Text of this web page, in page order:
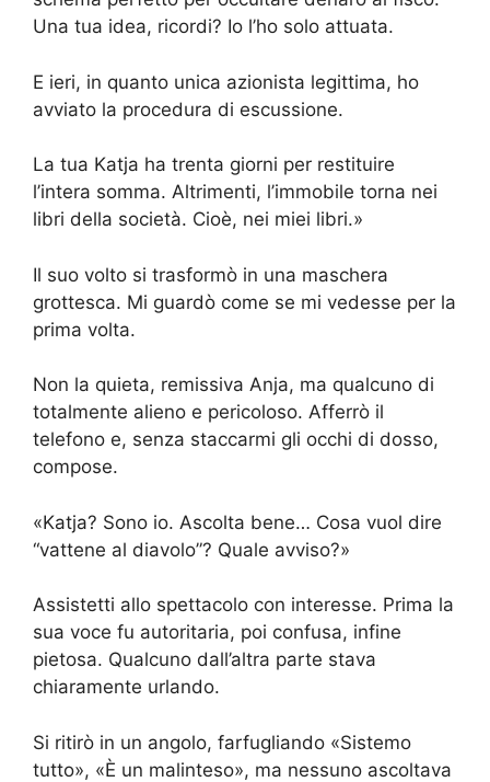
Una tua idea, ricordi? Io l’ho solo attuata.
E ieri, in quanto unica azionista legittima, ho
avviato la procedura di escussione.
La tua Katja ha trenta giorni per restituire
l’intera somma. Altrimenti, l’immobile torna nei
libri della società. Cioè, nei miei libri.»
Il suo volto si trasformò in una maschera
grottesca. Mi guardò come se mi vedesse per la
prima volta.
Non la quieta, remissiva Anja, ma qualcuno di
totalmente alieno e pericoloso. Afferrò il
telefono e, senza staccarmi gli occhi di dosso,
compose.
«Katja? Sono io. Ascolta bene… Cosa vuol dire
“vattene al diavolo”? Quale avviso?»
Assistetti allo spettacolo con interesse. Prima la
sua voce fu autoritaria, poi confusa, infine
pietosa. Qualcuno dall’altra parte stava
chiaramente urlando.
Si ritirò in un angolo, farfugliando «Sistemo
tutto», «È un malinteso», ma nessuno ascoltava